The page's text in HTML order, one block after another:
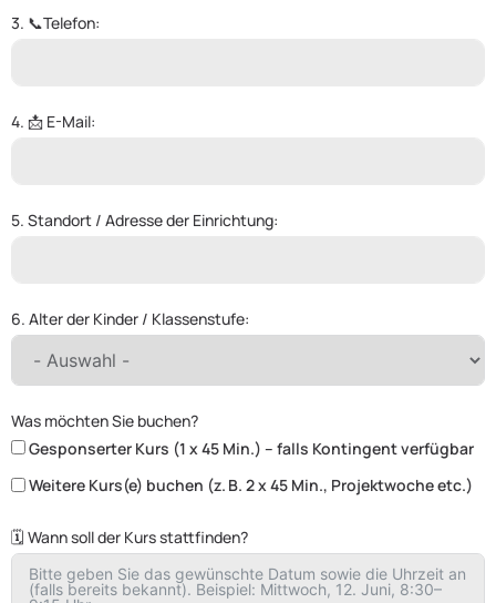
3. 📞Telefon:
4. 📩 E-Mail:
5. Standort / Adresse der Einrichtung:
6. Alter der Kinder / Klassenstufe:
Was möchten Sie buchen?
Gesponserter Kurs (1 x 45 Min.) – falls Kontingent verfügbar
Weitere Kurs(e) buchen (z. B. 2 x 45 Min., Projektwoche etc.)
🗓️ Wann soll der Kurs stattfinden?